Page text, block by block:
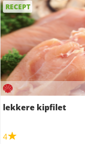
RECEPT
lekkere kipfilet
4